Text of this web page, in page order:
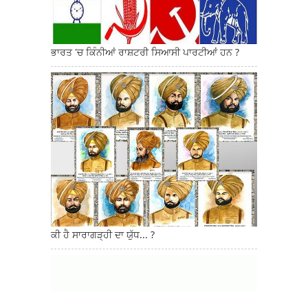
ਭਾਰਤ 'ਚ ਕਿੰਨੀਆਂ ਰਾਸ਼ਟਰੀ ਸਿਆਸੀ ਪਾਰਟੀਆਂ ਹਨ ?
ਕੀ ਹੈ ਸਾਰਾਗੜ੍ਹੀ ਦਾ ਯੁੱਧ... ?